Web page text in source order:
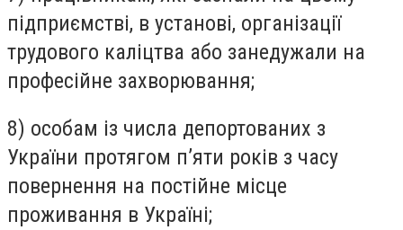
підприємстві, в установі, організації
трудового каліцтва або занедужали на
професійне захворювання;
8) особам із числа депортованих з
України протягом п’яти років з часу
повернення на постійне місце
проживання в Україні;